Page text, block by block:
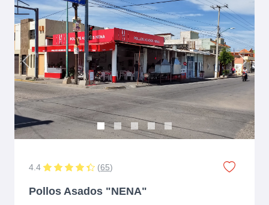
Previous Next
4.4 (65)
Pollos Asados "NENA"